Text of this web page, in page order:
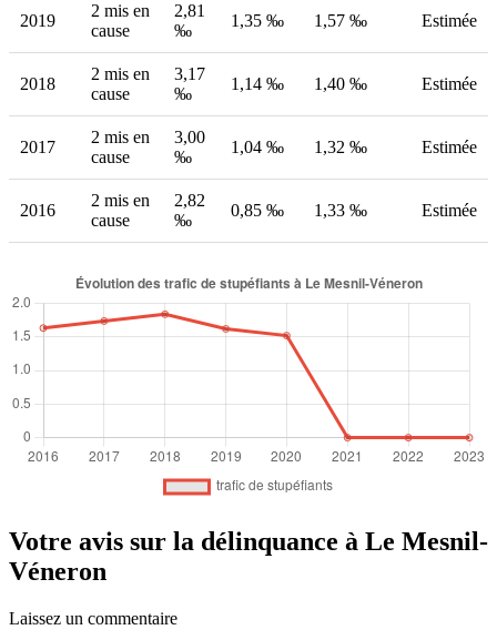
2019
2 mis en
cause
2,81
‰
1,35 ‰ 1,57 ‰ Estimée
2018
2 mis en
cause
3,17
‰
1,14 ‰ 1,40 ‰ Estimée
2017
2 mis en
cause
3,00
‰
1,04 ‰ 1,32 ‰ Estimée
2016
2 mis en
cause
2,82
‰
0,85 ‰ 1,33 ‰ Estimée
Votre avis sur la délinquance à Le Mesnil-
Véneron
Laissez un commentaire